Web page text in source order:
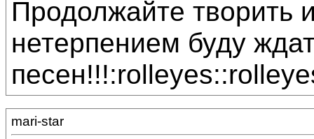
Продолжайте творить
нетерпением буду
mari-star